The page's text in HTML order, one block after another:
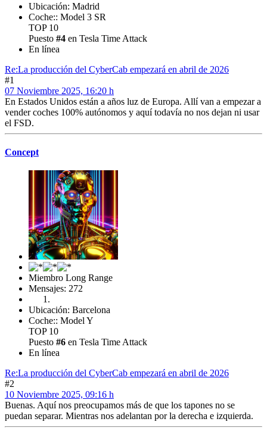
Ubicación: Madrid
Coche:: Model 3 SR
TOP 10
Puesto #4 en Tesla Time Attack
En línea
Re:La producción del CyberCab empezará en abril de 2026
#1
07 Noviembre 2025, 16:20 h
En Estados Unidos están a años luz de Europa. Allí van a empezar a
vender coches 100% autónomos y aquí todavía no nos dejan ni usar
el FSD.
Concept
Miembro Long Range
Mensajes: 272
Ubicación: Barcelona
Coche:: Model Y
TOP 10
Puesto #6 en Tesla Time Attack
En línea
Re:La producción del CyberCab empezará en abril de 2026
#2
10 Noviembre 2025, 09:16 h
Buenas. Aquí nos preocupamos más de que los tapones no se
puedan separar. Mientras nos adelantan por la derecha e izquierda.